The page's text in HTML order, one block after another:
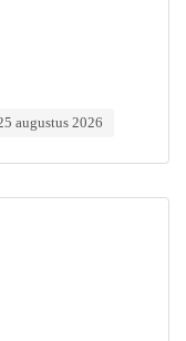
augustus 2026